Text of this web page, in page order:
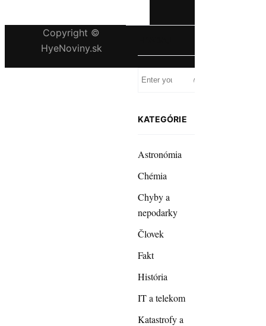
KATEGÓRIE
Astronómia
Chémia
Chyby a
nepodarky
Človek
Fakt
História
IT a telekom
Katastrofy a
Copyright ©
HyeNoviny.sk